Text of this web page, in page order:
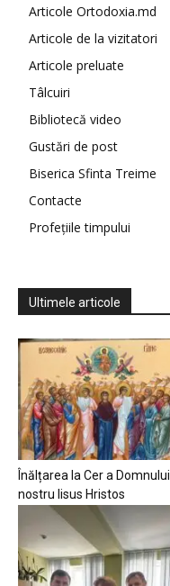
Articole Ortodoxia.md
Articole de la vizitatori
Articole preluate
Tâlcuiri
Bibliotecă video
Gustări de post
Biserica Sfinta Treime
Contacte
Profețiile timpului
Ultimele articole
Înălțarea la Cer a Domnului
nostru Iisus Hristos